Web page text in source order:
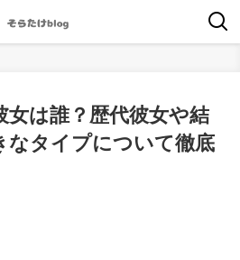
女は誰？歴代彼女や結
なタイプについて徹底